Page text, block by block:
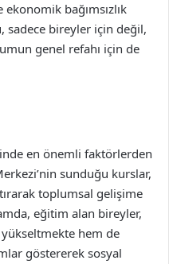
bağımsızlık
sadece bireyler için değil,
genel refahı için de
en önemli faktörlerden
sunduğu kurslar,
toplumsal gelişime
eğitim alan bireyler,
hem de
göstererek sosyal